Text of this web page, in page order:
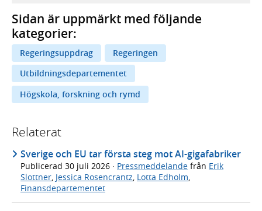
Sidan är uppmärkt med följande
kategorier:
Regeringsuppdrag
Regeringen
Utbildningsdepartementet
Högskola, forskning och rymd
Relaterat
Sverige och EU tar första steg mot AI-gigafabriker
Publicerad 30 juli 2026 · Pressmeddelande från Erik
Slottner, Jessica Rosencrantz, Lotta Edholm,
Finansdepartementet